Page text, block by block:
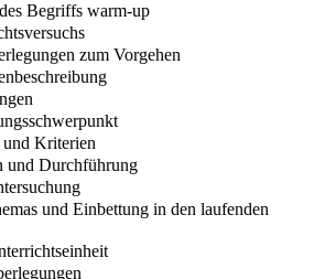
Begriffs warm-up
zum Vorgehen
und Kriterien
und Durchführung
und Einbettung in den laufenden